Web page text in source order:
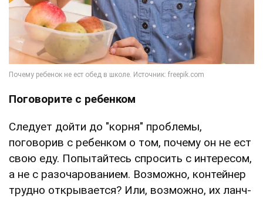
Поговорите с ребенком
Следует дойти до "корня" проблемы,
поговорив с ребенком о том, почему он не ест
свою еду. Попытайтесь спросить с интересом,
а не с разочарованием. Возможно, контейнер
трудно открывается? Или, возможно, их ланч-